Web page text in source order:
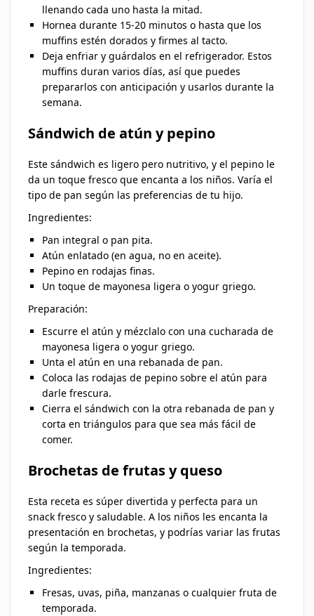
llenando cada uno hasta la mitad.
Hornea durante 15-20 minutos o hasta que los
muffins estén dorados y firmes al tacto.
Deja enfriar y guárdalos en el refrigerador. Estos
muffins duran varios días, así que puedes
prepararlos con anticipación y usarlos durante la
semana.
Sándwich de atún y pepino
Este sándwich es ligero pero nutritivo, y el pepino le
da un toque fresco que encanta a los niños. Varía el
tipo de pan según las preferencias de tu hijo.
Ingredientes:
Pan integral o pan pita.
Atún enlatado (en agua, no en aceite).
Pepino en rodajas finas.
Un toque de mayonesa ligera o yogur griego.
Preparación:
Escurre el atún y mézclalo con una cucharada de
mayonesa ligera o yogur griego.
Unta el atún en una rebanada de pan.
Coloca las rodajas de pepino sobre el atún para
darle frescura.
Cierra el sándwich con la otra rebanada de pan y
corta en triángulos para que sea más fácil de
comer.
Brochetas de frutas y queso
Esta receta es súper divertida y perfecta para un
snack fresco y saludable. A los niños les encanta la
presentación en brochetas, y podrías variar las frutas
según la temporada.
Ingredientes:
Fresas, uvas, piña, manzanas o cualquier fruta de
temporada.